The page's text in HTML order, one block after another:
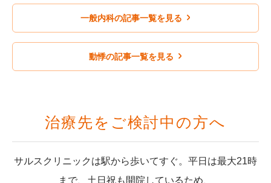
一般内科の記事一覧を見る
動悸の記事一覧を見る
治療先をご検討中の方へ
サルスクリニックは駅から歩いてすぐ。平日は最大21時
まで、土日祝も開院しているため、